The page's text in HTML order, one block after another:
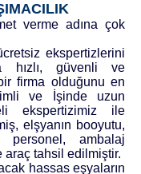
verme adına çok
ekspertizlerini
hızlı, güvenli ve
firma olduğunu en
ve İşinde uzun
ekspertizimiz ile
elşyanın booyutu,
ambalaj
araç tahsil edilmiştir.
hassas eşyaların